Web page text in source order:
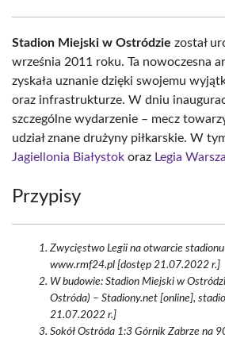
Stadion Miejski w Ostródzie został
września 2011 roku. Ta nowoczesna
zyskała uznanie dzięki swojemu
oraz infrastrukturze. W dniu
szczególne wydarzenie – mecz
udział znane drużyny piłkarskie. W
Jagiellonia Białystok oraz Legia
Przypisy
Zwycięstwo Legii na otwarcie
www.rmf24.pl [dostęp 21.07.2022 r.]
W budowie: Stadion Miejski w
Ostróda) – Stadiony.net [online],
21.07.2022 r.]
Sokół Ostróda 1:3 Górnik Zabrze na